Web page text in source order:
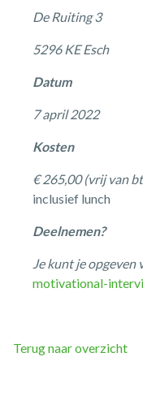
De Ruiting 3
5296 KE Esch
Datum
7 april 2022
Kosten
€ 265,00 (vrij van
inclusief lunch
Deelnemen?
Je kunt je opgeven
motivational-
Terug naar overzicht